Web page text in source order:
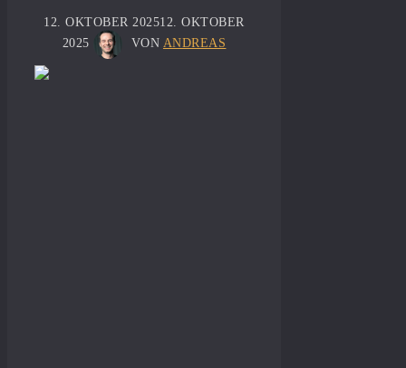
12. OKTOBER 202512. OKTOBER
2025
VON ANDREAS